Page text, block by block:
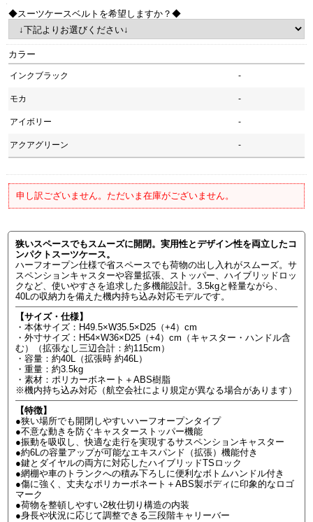
◆スーツケースベルトを希望しますか？◆
カラー
インクブラック -
モカ -
アイボリー -
アクアグリーン -
申し訳ございません。ただいま在庫がございません。
狭いスペースでもスムーズに開閉。実用性とデザイン性を両立したコ
ンパクトスーツケース。
ハーフオープン仕様で省スペースでも荷物の出し入れがスムーズ。サ
スペンションキャスターや容量拡張、ストッパー、ハイブリッドロッ
クなど、使いやすさを追求した多機能設計。3.5kgと軽量ながら、
40Lの収納力を備えた機内持ち込み対応モデルです。
【サイズ・仕様】
・本体サイズ：H49.5×W35.5×D25（+4）cm
・外寸サイズ：H54×W36×D25（+4）cm（キャスター・ハンドル含
む）（拡張なし三辺合計：約115cm）
・容量：約40L（拡張時 約46L）
・重量：約3.5kg
・素材：ポリカーボネート＋ABS樹脂
※機内持ち込み対応（航空会社により規定が異なる場合があります）
【特徴】
●狭い場所でも開閉しやすいハーフオープンタイプ
●不意な動きを防ぐキャスターストッパー機能
●振動を吸収し、快適な走行を実現するサスペンションキャスター
●約6Lの容量アップが可能なエキスパンド（拡張）機能付き
●鍵とダイヤルの両方に対応したハイブリッドTSロック
●網棚や車のトランクへの積み下ろしに便利なボトムハンドル付き
●傷に強く、丈夫なポリカーボネート＋ABS製ボディに印象的なロゴ
マーク
●荷物を整頓しやすい2枚仕切り構造の内装
●身長や状況に応じて調整できる三段階キャリーバー